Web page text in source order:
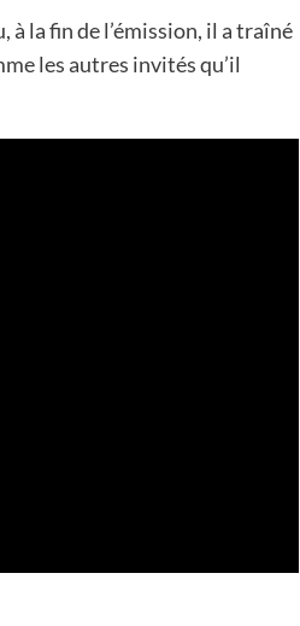
la fin de l’émission, il a traîné
les autres invités qu’il